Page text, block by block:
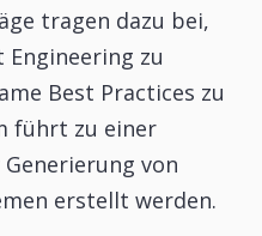
tragen dazu bei,
zu
Best Practices zu
führt zu einer
von
erstellt werden.